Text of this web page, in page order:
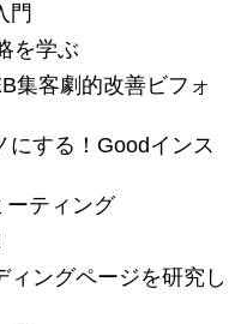
門
を学ぶ
集客劇的改善ビフォ
する！Goodインス
ーティング
ィングページを研究し